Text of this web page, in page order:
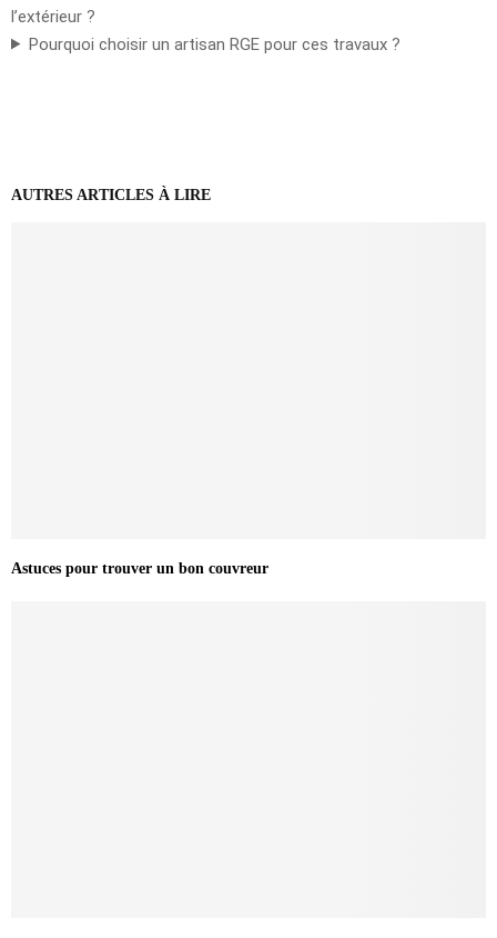
l’extérieur ?
Pourquoi choisir un artisan RGE pour ces travaux ?
AUTRES ARTICLES À LIRE
Astuces pour trouver un bon couvreur